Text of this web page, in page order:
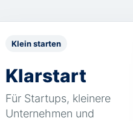
Klein starten
Klarstart
Für Startups, kleinere
Unternehmen und